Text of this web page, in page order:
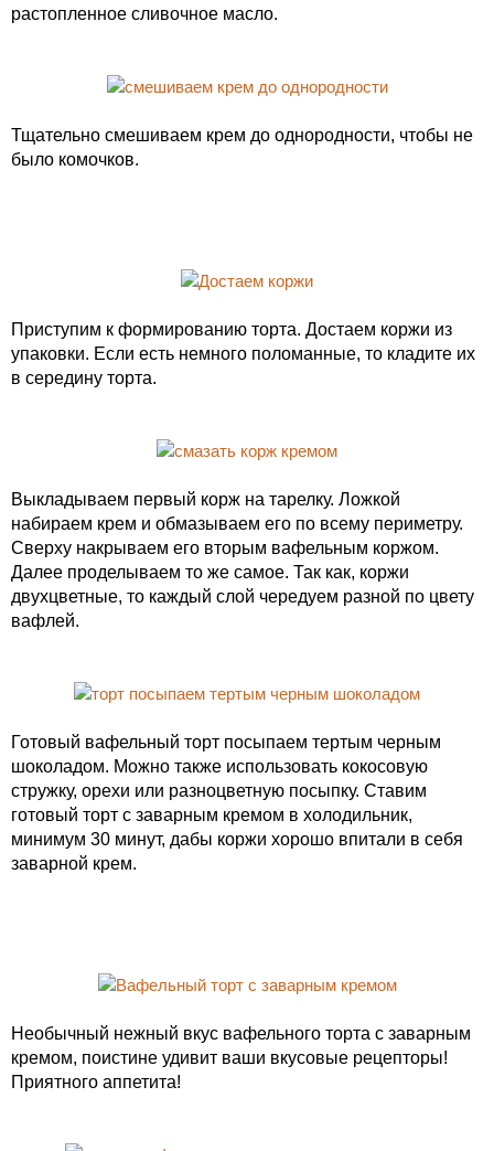
растопленное сливочное масло.
Тщательно смешиваем крем до однородности, чтобы не
было комочков.
Приступим к формированию торта. Достаем коржи из
упаковки. Если есть немного поломанные, то кладите их
в середину торта.
Выкладываем первый корж на тарелку. Ложкой
набираем крем и обмазываем его по всему периметру.
Сверху накрываем его вторым вафельным коржом.
Далее проделываем то же самое. Так как, коржи
двухцветные, то каждый слой чередуем разной по цвету
вафлей.
Готовый вафельный торт посыпаем тертым черным
шоколадом. Можно также использовать кокосовую
стружку, орехи или разноцветную посыпку. Ставим
готовый торт с заварным кремом в холодильник,
минимум 30 минут, дабы коржи хорошо впитали в себя
заварной крем.
Необычный нежный вкус вафельного торта с заварным
кремом, поистине удивит ваши вкусовые рецепторы!
Приятного аппетита!